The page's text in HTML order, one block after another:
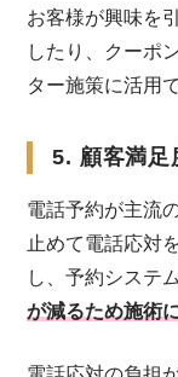
お客様が興味を
したり、クーポ
ター施策に活用
5. 顧客満足
電話予約が主流
止めて電話応対
し、予約システ
が減るため施術